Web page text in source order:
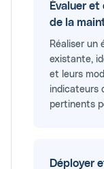
Évaluer
de la
Réaliser un
existante,
et leurs
indicateurs
pertinents
Déployer